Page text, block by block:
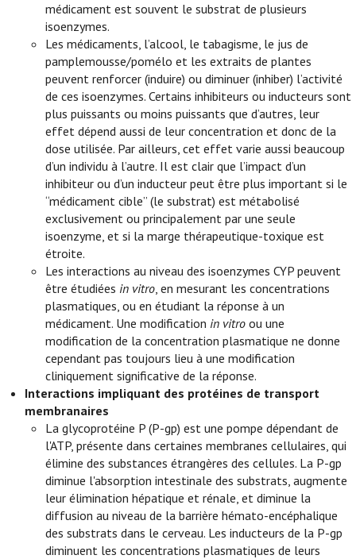
médicament est souvent le substrat de plusieurs
isoenzymes.
Les médicaments, l’alcool, le tabagisme, le jus de
pamplemousse/pomélo et les extraits de plantes
peuvent renforcer (induire) ou diminuer (inhiber) l’activité
de ces isoenzymes. Certains inhibiteurs ou inducteurs sont
plus puissants ou moins puissants que d’autres, leur
effet dépend aussi de leur concentration et donc de la
dose utilisée. Par ailleurs, cet effet varie aussi beaucoup
d’un individu à l’autre. Il est clair que l’impact d’un
inhibiteur ou d’un inducteur peut être plus important si le
“médicament cible” (le substrat) est métabolisé
exclusivement ou principalement par une seule
isoenzyme, et si la marge thérapeutique-toxique est
étroite.
Les interactions au niveau des isoenzymes CYP peuvent
être étudiées in vitro, en mesurant les concentrations
plasmatiques, ou en étudiant la réponse à un
médicament. Une modification in vitro ou une
modification de la concentration plasmatique ne donne
cependant pas toujours lieu à une modification
cliniquement significative de la réponse.
Interactions impliquant des protéines de transport
membranaires
La glycoprotéine P (P-gp) est une pompe dépendant de
l'ATP, présente dans certaines membranes cellulaires, qui
élimine des substances étrangères des cellules. La P-gp
diminue l'absorption intestinale des substrats, augmente
leur élimination hépatique et rénale, et diminue la
diffusion au niveau de la barrière hémato-encéphalique
des substrats dans le cerveau. Les inducteurs de la P-gp
diminuent les concentrations plasmatiques de leurs